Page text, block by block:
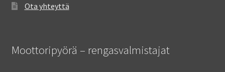
Ota yhteyttä
Moottoripyörä – rengasvalmistajat